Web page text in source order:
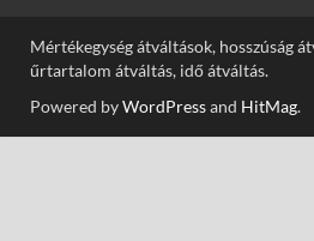
Mértékegység átváltások, hosszúság
űrtartalom átváltás, idő átváltás.
Powered byWordPressand HitMag.